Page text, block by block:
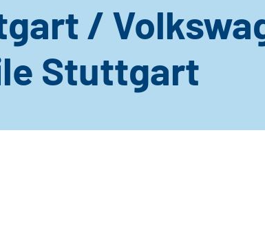
/
Stuttgart